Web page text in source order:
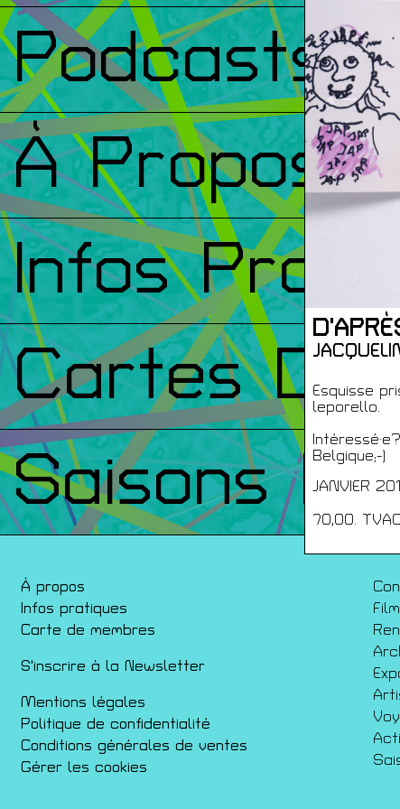
←
Esquisse
leporello.
Belgique;-)
JANVIER
70,00.
Podcasts
À Propos
Infos
Cartes De
Saisons
À propos
Infos pratiques
Carte de membres
S'inscrire à la Newsletter
Mentions légales
Politique de confidentialité
Conditions générales de ventes
Gérer les cookies